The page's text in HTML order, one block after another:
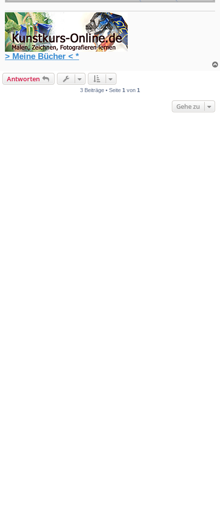
> Meine Bücher < *
Antworten
3 Beiträge • Seite 1 von 1
Gehe zu